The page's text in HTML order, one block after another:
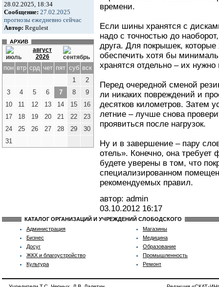
28.02.2025, 18:34
Сообщение: 27.02.2025
прогнозы ежедневно сейчас
Автор: Regulest
АРХИВ
август
2026
пон втр срд чет пят суб вск
1
2
3
4 5 6 7 8
9
10
11 12 13 14 15
16
17
18 19 20 21 22
23
24
25 26 27 28 29
30
31
времени.
Если шины хранятся с
надо с точностью до
друга. Для покрышек,
обеспечить хотя бы
хранятся отдельно – их нужно
Перед очередной сменой
ли никаких повреждений и
десятков километров. Затем
летние – лучше снова
проявиться после нагрузок.
Ну и в завершение – пару
отель». Конечно, она требует
будете уверены в том, что
специализированном
рекомендуемых правил.
автор: admin
03.10.2012 16:17
КАТАЛОГ ОРГАНИЗАЦИЙ И УЧРЕЖДЕНИЙ СЛОБОДСКОГО
Администрация
Бизнес
Досуг
ЖКХ и благоустройство
Культура
Магазины
Медицина
Образование
Промышленность
Ремонт